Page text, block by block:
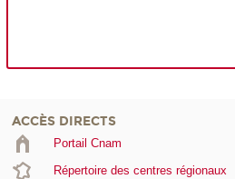
ACCÈS DIRECTS
Portail Cnam
Répertoire des centres régionaux